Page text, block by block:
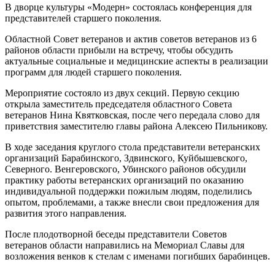
В дворце культуры «Модерн» состоялась конференция для
представителей старшего поколения.
Областной Совет ветеранов и актив советов ветеранов из 6
районов области прибыли на встречу, чтобы обсудить
актуальные социальные и медицинские аспекты в реализации
программ для людей старшего поколения.
Мероприятие состояло из двух секций. Первую секцию
открыла заместитель председателя областного Совета
ветеранов Нина Квятковская, после чего передала слово для
приветствия заместителю главы района Алексею Пильникову.
В ходе заседания круглого стола представители ветеранских
организаций Барабинского, Здвинского, Куйбышевского,
Северного. Венгеровского, Убинского районов обсудили
практику работы ветеранских организаций по оказанию
индивидуальной поддержки пожилым людям, поделились
опытом, проблемами, а также внесли свои предложения для
развития этого направления.
После плодотворной беседы представители Советов
ветеранов области направились на Мемориал Славы для
возложения венков к стелам с именами погибших барабинцев.